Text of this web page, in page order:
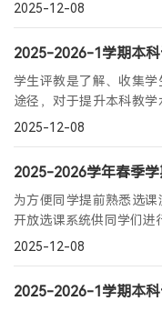
联系我们
登录
MTT考生登录
TFMBA考生登录
在校生登录
2025-12-08
2025-2026-1学期本
学生评教是了解、收集
途径，对于提升本科教学
行评教，为促进我校教学
2025-12-08
2025-2026学年春季
为方便同学提前熟悉选
开放选课系统供同学们进
周周一）13:00-12月17日
2025-12-08
2025-2026-1学期本